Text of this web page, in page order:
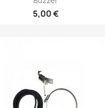
5,00 €